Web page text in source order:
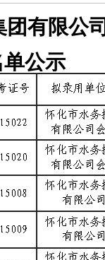
有限公司
公示